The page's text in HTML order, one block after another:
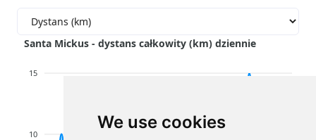
We use cookies
Santa Mickus - dystans całkowity (km) dziennie
15
10